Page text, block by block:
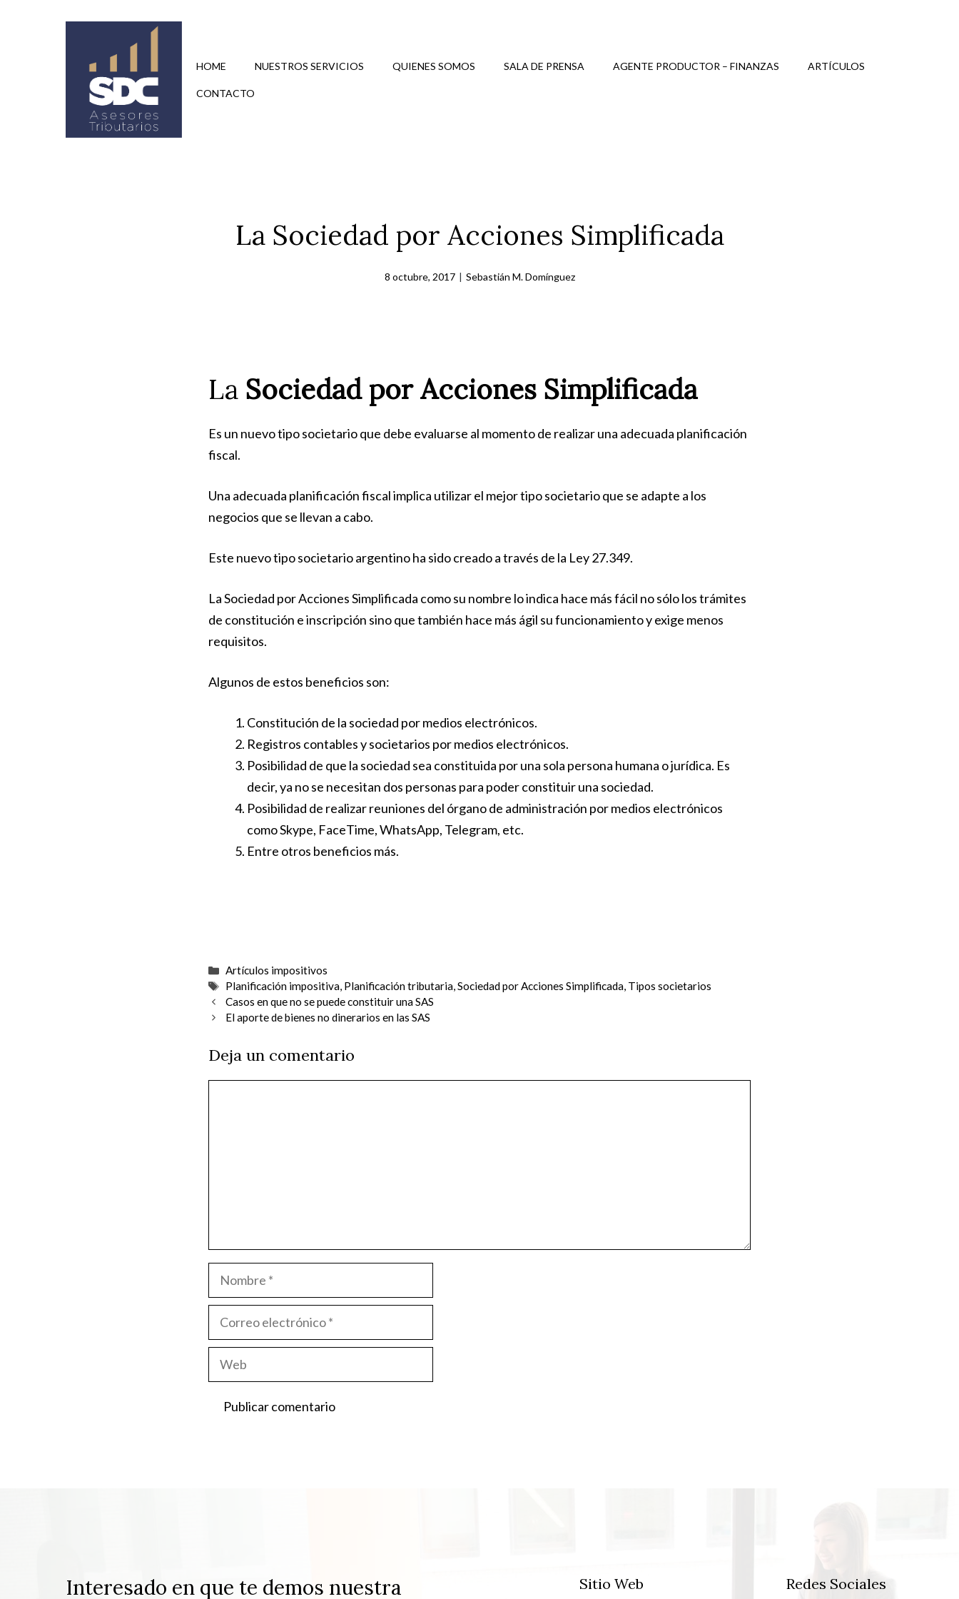
HOME NUESTROS SERVICIOS QUIENES SOMOS SALA DE PRENSA AGENTE PRODUCTOR – FINANZAS ARTÍCULOS
CONTACTO
La Sociedad por Acciones Simplificada
8 octubre, 2017 | Sebastián M. Domínguez
La Sociedad por Acciones Simplificada
Es un nuevo tipo societario que debe evaluarse al momento de realizar una adecuada planificación
fiscal.
Una adecuada planificación fiscal implica utilizar el mejor tipo societario que se adapte a los
negocios que se llevan a cabo.
Este nuevo tipo societario argentino ha sido creado a través de la Ley 27.349.
La Sociedad por Acciones Simplificada como su nombre lo indica hace más fácil no sólo los trámites
de constitución e inscripción sino que también hace más ágil su funcionamiento y exige menos
requisitos.
Algunos de estos beneficios son:
Constitución de la sociedad por medios electrónicos.
Registros contables y societarios por medios electrónicos.
Posibilidad de que la sociedad sea constituida por una sola persona humana o jurídica. Es
decir, ya no se necesitan dos personas para poder constituir una sociedad.
Posibilidad de realizar reuniones del órgano de administración por medios electrónicos
como Skype, FaceTime, WhatsApp, Telegram, etc.
Entre otros beneficios más.
Categorías
Artículos impositivos
Etiquetas
Planificación impositiva, Planificación tributaria,Sociedad por Acciones Simplificada, Tipos societarios
Casos en que no se puede constituir una SAS
El aporte de bienes no dinerarios en las SAS
Deja un comentario
Nombre
Correo
electrónico
Web
Interesado en que te demos nuestra Sitio Web Redes Sociales